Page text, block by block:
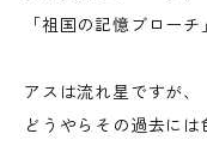
「祖国の記憶ブローチ
アスは流れ星ですが、
どうやらその過去に